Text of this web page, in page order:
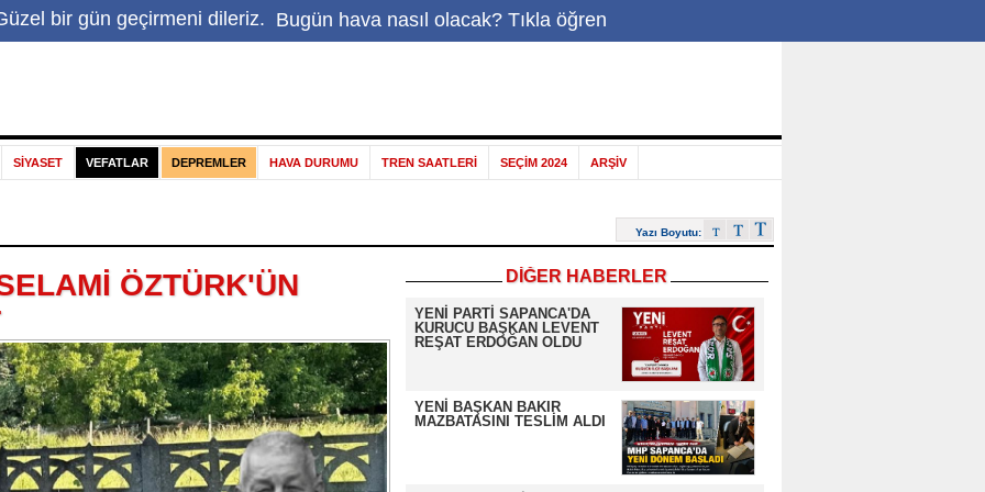
bir gün geçirmeni dileriz. Bugün hava nasıl olacak? Tıkla öğren
Hakkımızda|Haber ihbar|İletişim|Sapanca Gölü|E-Posta|
SİYASET VEFATLAR DEPREMLER HAVA DURUMU TREN SAATLERİ SEÇİM 2024 ARŞİV
Yazı Boyutu:
DİĞER HABERLER
YENİ PARTİ SAPANCA'DA
KURUCU BAŞKAN LEVENT
REŞAT ERDOĞAN OLDU
YENİ BAŞKAN BAKIR
MAZBATASINI TESLİM ALDI
ÖZTÜRK'ÜN